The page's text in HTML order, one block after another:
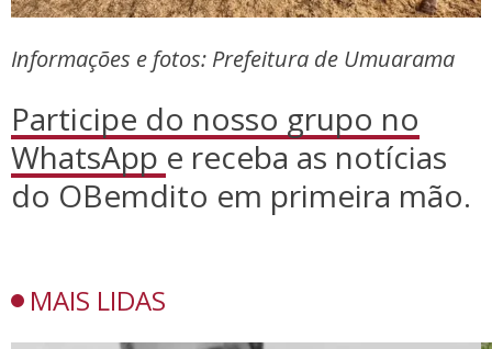
Informações e fotos: Prefeitura de Umuarama
Participe do nosso grupo no
WhatsApp e receba as notícias
do OBemdito em primeira mão.
MAIS LIDAS